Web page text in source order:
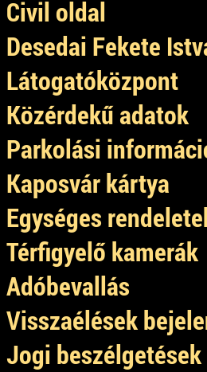
Civil oldal
Desedai Fekete
Látogatóközpont
Közérdekű adatok
Parkolási
Kaposvár kártya
Egységes
Térfigyelő kamerák
Adóbevallás
Visszaélések
Jogi